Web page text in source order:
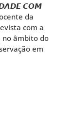
𝘾𝙊𝙈
da
com a
no âmbito do
em